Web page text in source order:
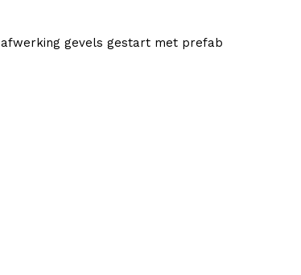
gevels gestart met prefab